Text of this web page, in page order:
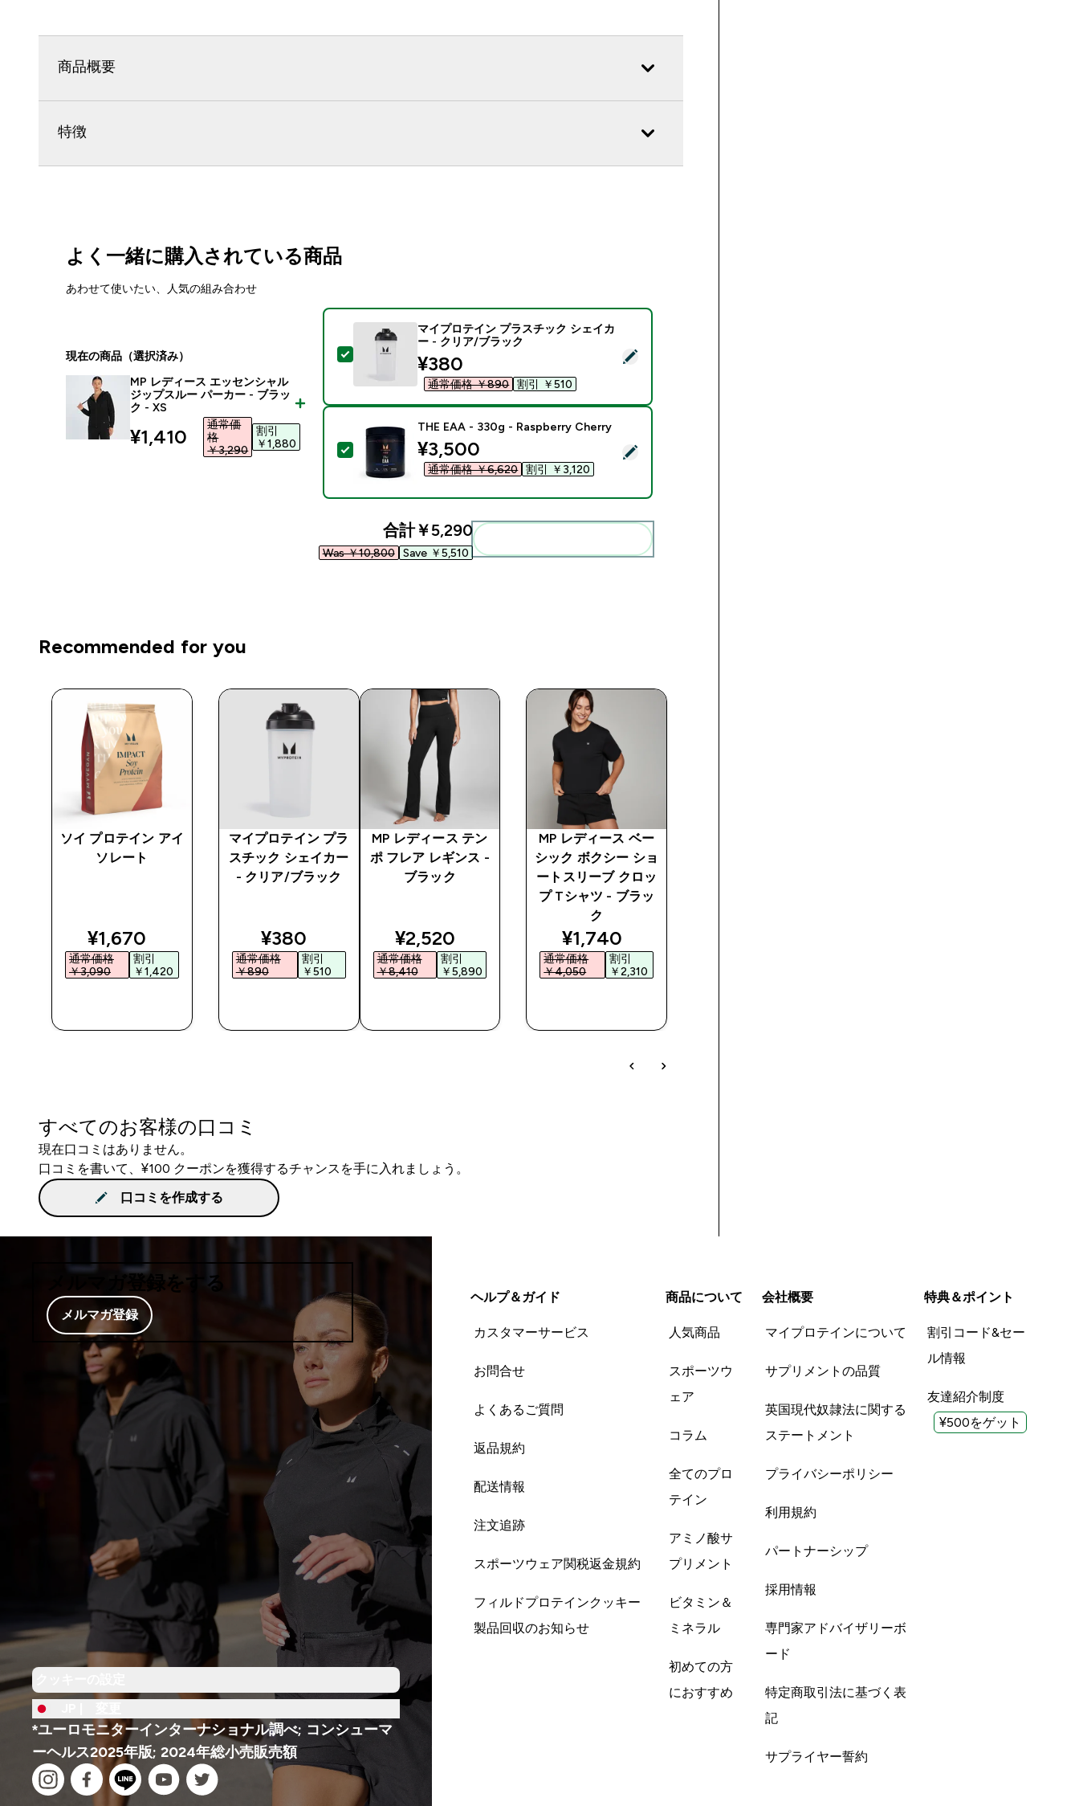
商品概要
特徴
よく一緒に購入されている商品
あわせて使いたい、人気の組み合わせ
現在の商品（選択済み）
MP レディース エッセンシャル
ジップスルー パーカー - ブラッ
ク - XS
discounted price
¥1,410‎
通常価
格
￥3,290‎
割引
￥1,880‎
この商品を選択 - マイプロテイン プラスチック シェイカー - クリア/ブラック
マイプロテイン プラスチック シェイカ
ー - クリア/ブラック
discounted price
¥380‎
通常価格 ￥890‎ 割引 ￥510‎
この商品を選択 - THE EAA - 330g - Raspberry Cherry
THE EAA - 330g - Raspberry Cherry
discounted price
¥3,500‎
通常価格 ￥6,620‎ 割引 ￥3,120‎
合計￥5,290‎
Was ￥10,800‎ Save ￥5,510‎
Recommended for you
ソイ プロテイン アイ
ソレート
discounted price
¥1,670‎
通常価格
￥3,090‎
割引
￥1,420‎
マイプロテイン プラ
スチック シェイカー
- クリア/ブラック
discounted price
¥380‎
通常価格
￥890‎
割引
￥510‎
MP レディース テン
ポ フレア レギンス -
ブラック
discounted price
¥2,520‎
通常価格
￥8,410‎
割引
￥5,890‎
MP レディース ベー
シック ボクシー ショ
ートスリーブ クロッ
プ Tシャツ - ブラッ
ク
discounted price
¥1,740‎
通常価格
￥4,050‎
割引
￥2,310‎
すべてのお客様の口コミ
現在口コミはありません。
口コミを書いて、¥100 クーポンを獲得するチャンスを手に入れましょう。
口コミを作成する
メルマガ登録をする
メルマガ登録
*ユーロモニターインターナショナル調べ; コンシューマ
ーヘルス2025年版; 2024年総小売販売額
ヘルプ＆ガイド
カスタマーサービス
お問合せ
よくあるご質問
返品規約
配送情報
注文追跡
スポーツウェア関税返金規約
フィルドプロテインクッキー
製品回収のお知らせ
商品について
人気商品
スポーツウ
ェア
コラム
全てのプロ
テイン
アミノ酸サ
プリメント
ビタミン＆
ミネラル
初めての方
におすすめ
会社概要
マイプロテインについて
サプリメントの品質
英国現代奴隷法に関する
ステートメント
プライバシーポリシー
利用規約
パートナーシップ
採用情報
専門家アドバイザリーボ
ード
特定商取引法に基づく表
記
サプライヤー誓約
特典＆ポイント
割引コード&セー
ル情報
友達紹介制度
¥500をゲット